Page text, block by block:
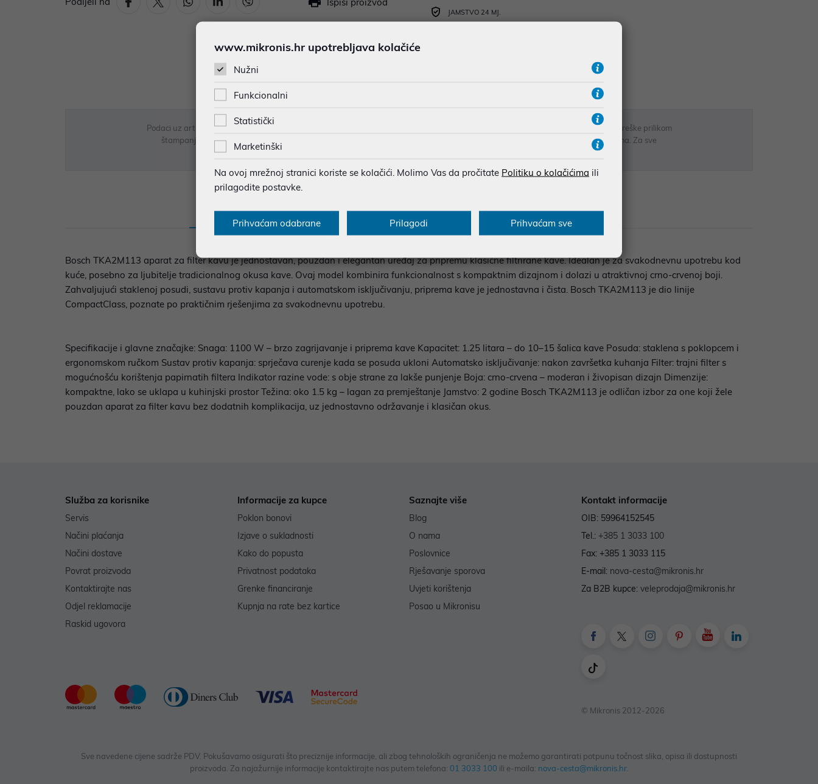
JAMSTVO 24 MJ.
Podaci uz artikle su prezentirani u dobroj namjeri. Mikronis d.o.o. ne odgovara za eventualne pogreške nastale u opisu proizvoda, greške prilikom
štampanja te promjene u dostupnosti i cijene. Slike artikala su ilustrativne prirode te ne moraju u potpunosti odgovarati artiklima. Za sve
eventualne nejasnoće možete nas kontaktirati na
Opis Specifikacija Multimedija Raspoloživost Recenzije
Bosch TKA2M113 aparat za filter kavu je jednostavan, pouzdan i elegantan uređaj za pripremu klasične filtrirane kave. Idealan je za svakodnevnu upotrebu kod
kuće, posebno za ljubitelje tradicionalnog okusa kave. Ovaj model kombinira funkcionalnost s kompaktnim dizajnom i dolazi u atraktivnoj crno-crvenoj boji.
Zahvaljujući staklenoj posudi, sustavu protiv kapanja i automatskom isključivanju, priprema kave je jednostavna i čista. Bosch TKA2M113 je dio linije
CompactClass, poznate po praktičnim rješenjima za svakodnevnu upotrebu.
Specifikacije i glavne značajke: Snaga: 1100 W – brzo zagrijavanje i priprema kave Kapacitet: 1.25 litara – do 10–15 šalica kave Posuda: staklena s poklopcem i
ergonomskom ručkom Sustav protiv kapanja: sprječava curenje kada se posuda ukloni Automatsko isključivanje: nakon završetka kuhanja Filter: trajni filter s
mogućnošću korištenja papirnatih filtera Indikator razine vode: s obje strane za lakše punjenje Boja: crno-crvena – moderan i živopisan dizajn Dimenzije:
kompaktne, lako se uklapa u kuhinjski prostor Težina: oko 1.5 kg – lagan za premještanje Jamstvo: 2 godine Bosch TKA2M113 je odličan izbor za one koji žele
pouzdan aparat za filter kavu bez dodatnih komplikacija, uz jednostavno održavanje i klasičan okus.
Služba za korisnike
Servis
Načini plaćanja
Načini dostave
Povrat proizvoda
Kontaktirajte nas
Odjel reklamacije
Raskid ugovora
Informacije za kupce
Poklon bonovi
Izjave o sukladnosti
Kako do popusta
Privatnost podataka
Grenke financiranje
Kupnja na rate bez kartice
Saznajte više
Blog
O nama
Poslovnice
Rješavanje sporova
Uvjeti korištenja
Posao u Mikronisu
Kontakt informacije
OIB: 59964152545
Tel.: +385 1 3033 100
Fax: +385 1 3033 115
E-mail: nova-cesta@mikronis.hr
Za B2B kupce: veleprodaja@mikronis.hr
© Mikronis 2012-2026
Sve navedene cijene sadrže PDV. Pokušavamo osigurati što preciznije informacije, ali zbog tehnoloških ograničenja ne možemo garantirati potpunu točnost slika, opisa ili dostupnosti
proizvoda. Za najažurnije informacije kontaktirajte nas putem telefona: 01 3033 100 ili e-maila: nova-cesta@mikronis.hr.
www.mikronis.hr upotrebljava kolačiće
Nužni
Funkcionalni
Statistički
Marketinški
Na ovoj mrežnoj stranici koriste se kolačići. Molimo Vas da pročitate Politiku o kolačićima ili
prilagodite postavke.
Prihvaćam odabrane Prilagodi Prihvaćam sve